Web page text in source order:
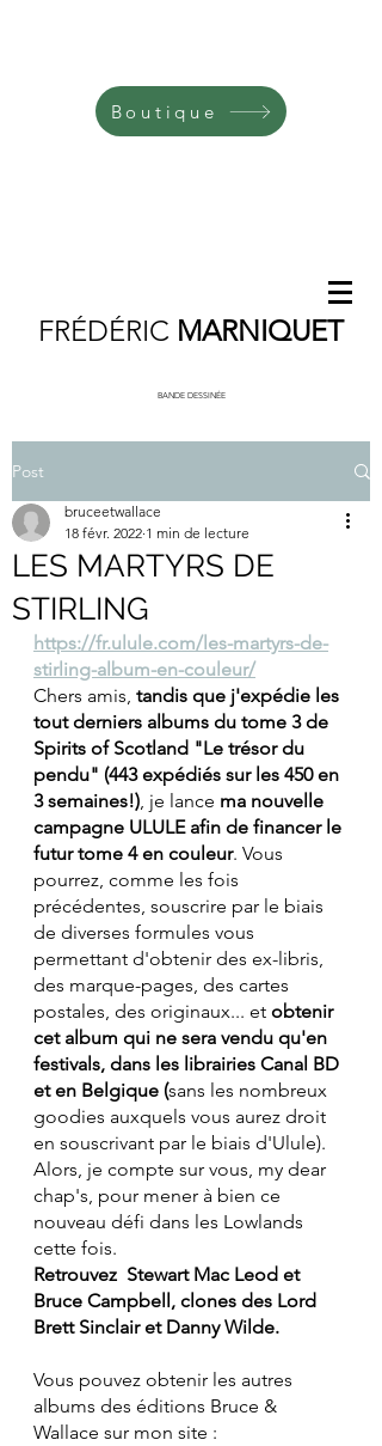
Boutique
FRÉDÉRIC MARNIQUET
BANDE DESSINÉE
Post
LES MARTYRS DE
STIRLING
bruceetwallace
18 févr. 2022 1 min de lecture
https://fr.ulule.com/les-martyrs-de-
stirling-album-en-couleur/
Chers amis, tandis que j'expédie les
tout derniers albums du tome 3 de
Spirits of Scotland "Le trésor du
pendu" (443 expédiés sur les 450 en
3 semaines!), je lance ma nouvelle
campagne ULULE afin de financer le
futur tome 4 en couleur. Vous
pourrez, comme les fois
précédentes, souscrire par le biais
de diverses formules vous
permettant d'obtenir des ex-libris,
des marque-pages, des cartes
postales, des originaux... et obtenir
cet album qui ne sera vendu qu'en
festivals, dans les librairies Canal BD
et en Belgique (sans les nombreux
goodies auxquels vous aurez droit
en souscrivant par le biais d'Ulule).
Alors, je compte sur vous, my dear
chap's, pour mener à bien ce
nouveau défi dans les Lowlands
cette fois.
Retrouvez  Stewart Mac Leod et
Bruce Campbell, clones des Lord
Brett Sinclair et Danny Wilde.
Vous pouvez obtenir les autres
albums des éditions Bruce &
Wallace sur mon site :